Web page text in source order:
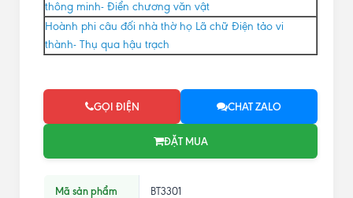
thông minh- Điển chương văn vật
Hoành phi câu đối nhà thờ họ Lã chữ Điện tảo vi
thành- Thụ qua hậu trạch
GỌI ĐIỆN CHAT ZALO
ĐẶT MUA
Mã sản phẩm BT3301